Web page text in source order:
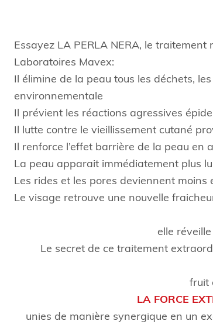
Essayez LA PERLA NERA, le
Laboratoires Mavex:
Il élimine de la peau tous les déchets,
environnementale
Il prévient les réactions agressives
Il lutte contre le vieillissement cutané
Il renforce l’effet barrière de la peau en
La peau apparait immédiatement plus
Les rides et les pores deviennent moins
Le visage retrouve une nouvelle
elle
Le secret de ce traitement
fruit
LA FORCE
unies de manière synergique en un